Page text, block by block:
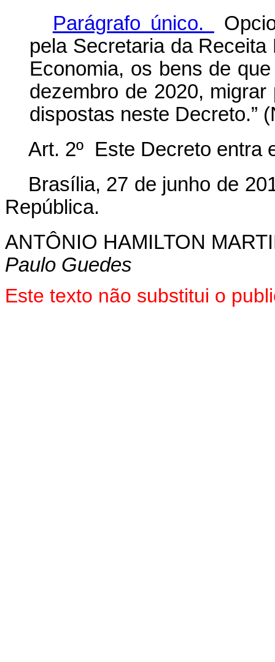
Parágrafo único.
pela Secretaria da
Economia, os bens de
dezembro de 2020,
dispostas neste Decreto.”
Art. 2º Este Decreto entra
Brasília, 27 de junho de
República.
ANTÔNIO HAMILTON
Paulo Guedes
Este texto não substitui o